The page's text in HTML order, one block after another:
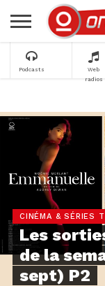
Podcasts
Web
radios
CINÉMA & SÉRIES
Les
de la
sept) P2